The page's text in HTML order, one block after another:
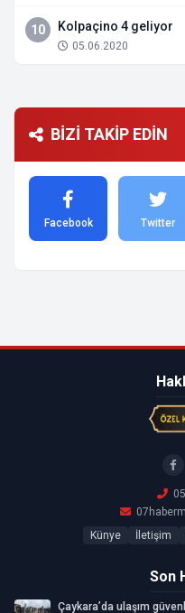
10 Kolpaçino 4 geliyor
05.06.2020
BİZİ TAKİP EDİN
Facebook Twitter
Künye
İletişim
Son
Çaykara’da ulaşım